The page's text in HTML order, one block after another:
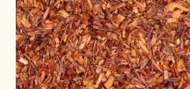
Newsletter
Newsletter